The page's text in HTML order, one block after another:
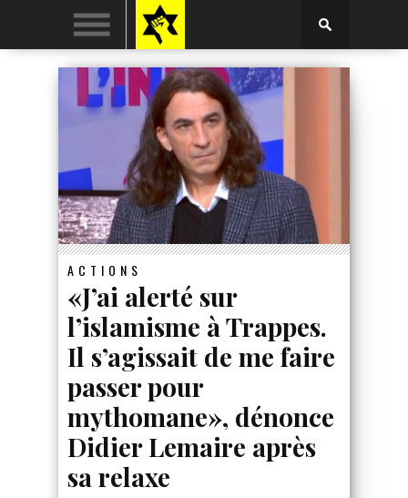
ACTIONS
«J’ai alerté sur
l’islamisme à Trappes.
Il s’agissait de me faire
passer pour
mythomane», dénonce
Didier Lemaire après
sa relaxe